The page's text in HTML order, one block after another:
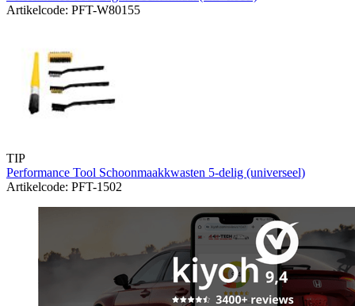
Artikelcode: PFT-W80155
TIP
Performance Tool Schoonmaakkwasten 5-delig (universeel)
Artikelcode: PFT-1502